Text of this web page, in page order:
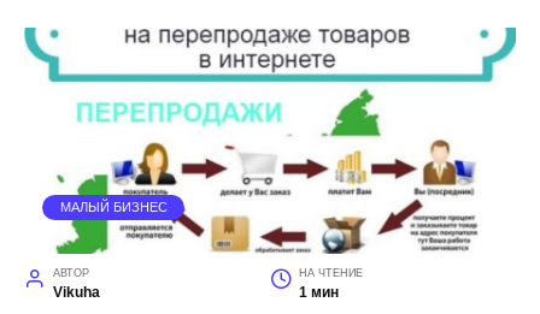
МАЛЫЙ БИЗНЕС
АВТОР
Vikuha
НА ЧТЕНИЕ
1 мин